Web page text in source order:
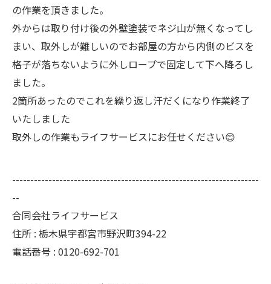
の作業を頂きました。
外からは取り付け後の外壁塗装でネジ山が無くなってし
まい、取外しが難しいのでお部屋の方から内側のビスを
格子が落ちないように外しロープで固定して下へ降ろし
ました。
2箇所あったのでこれを繰り返し汗だくになり作業終了
いたしました
取外しの作業もライフサービスにお任せください😊
--------------------------------------------------------------------
--
合同会社ライフサービス
住所 : 栃木県宇都宮市野沢町394-22
電話番号 : 0120-692-701